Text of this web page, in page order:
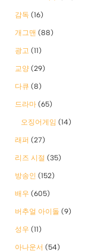
감독 (16)
개그맨 (88)
광고 (11)
교양 (29)
다큐 (8)
드라마 (65)
오징어게임 (14)
래퍼 (27)
리즈 시절 (35)
방송인 (152)
배우 (605)
버추얼 아이돌 (9)
성우 (11)
아나운서 (54)